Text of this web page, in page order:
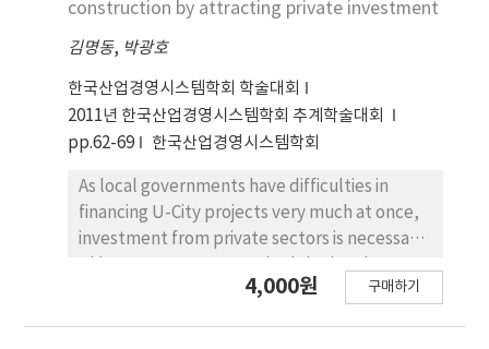
with firm-size on incremental innovation.
construction by attracting private investment
김명동, 박광호
한국산업경영시스템학회 학술대회
2011년 한국산업경영시스템학회 추계학술대회
pp.62-69
한국산업경영시스템학회
As local governments have difficulties in
financing U-City projects very much at once,
investment from private sectors is necessary.
preliminary feasibility study of private
4,000원 구매하기